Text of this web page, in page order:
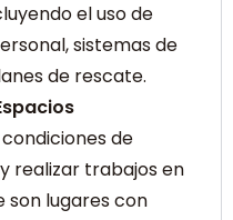
el uso de
sistemas de
de rescate.
de
realizar trabajos en
son lugares con